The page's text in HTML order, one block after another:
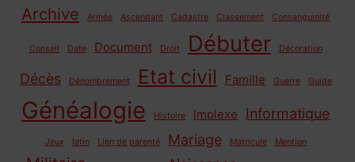
Archive Armée Ascendant Cadastre Classement Consanguinité
Conseil Date Document Droit Débuter Décoration
Décès Dénombrement Etat civil Famille Guerre Guide
Généalogie Histoire Implexe Informatique
Jeux latin Lien de parenté Mariage Matricule Mention